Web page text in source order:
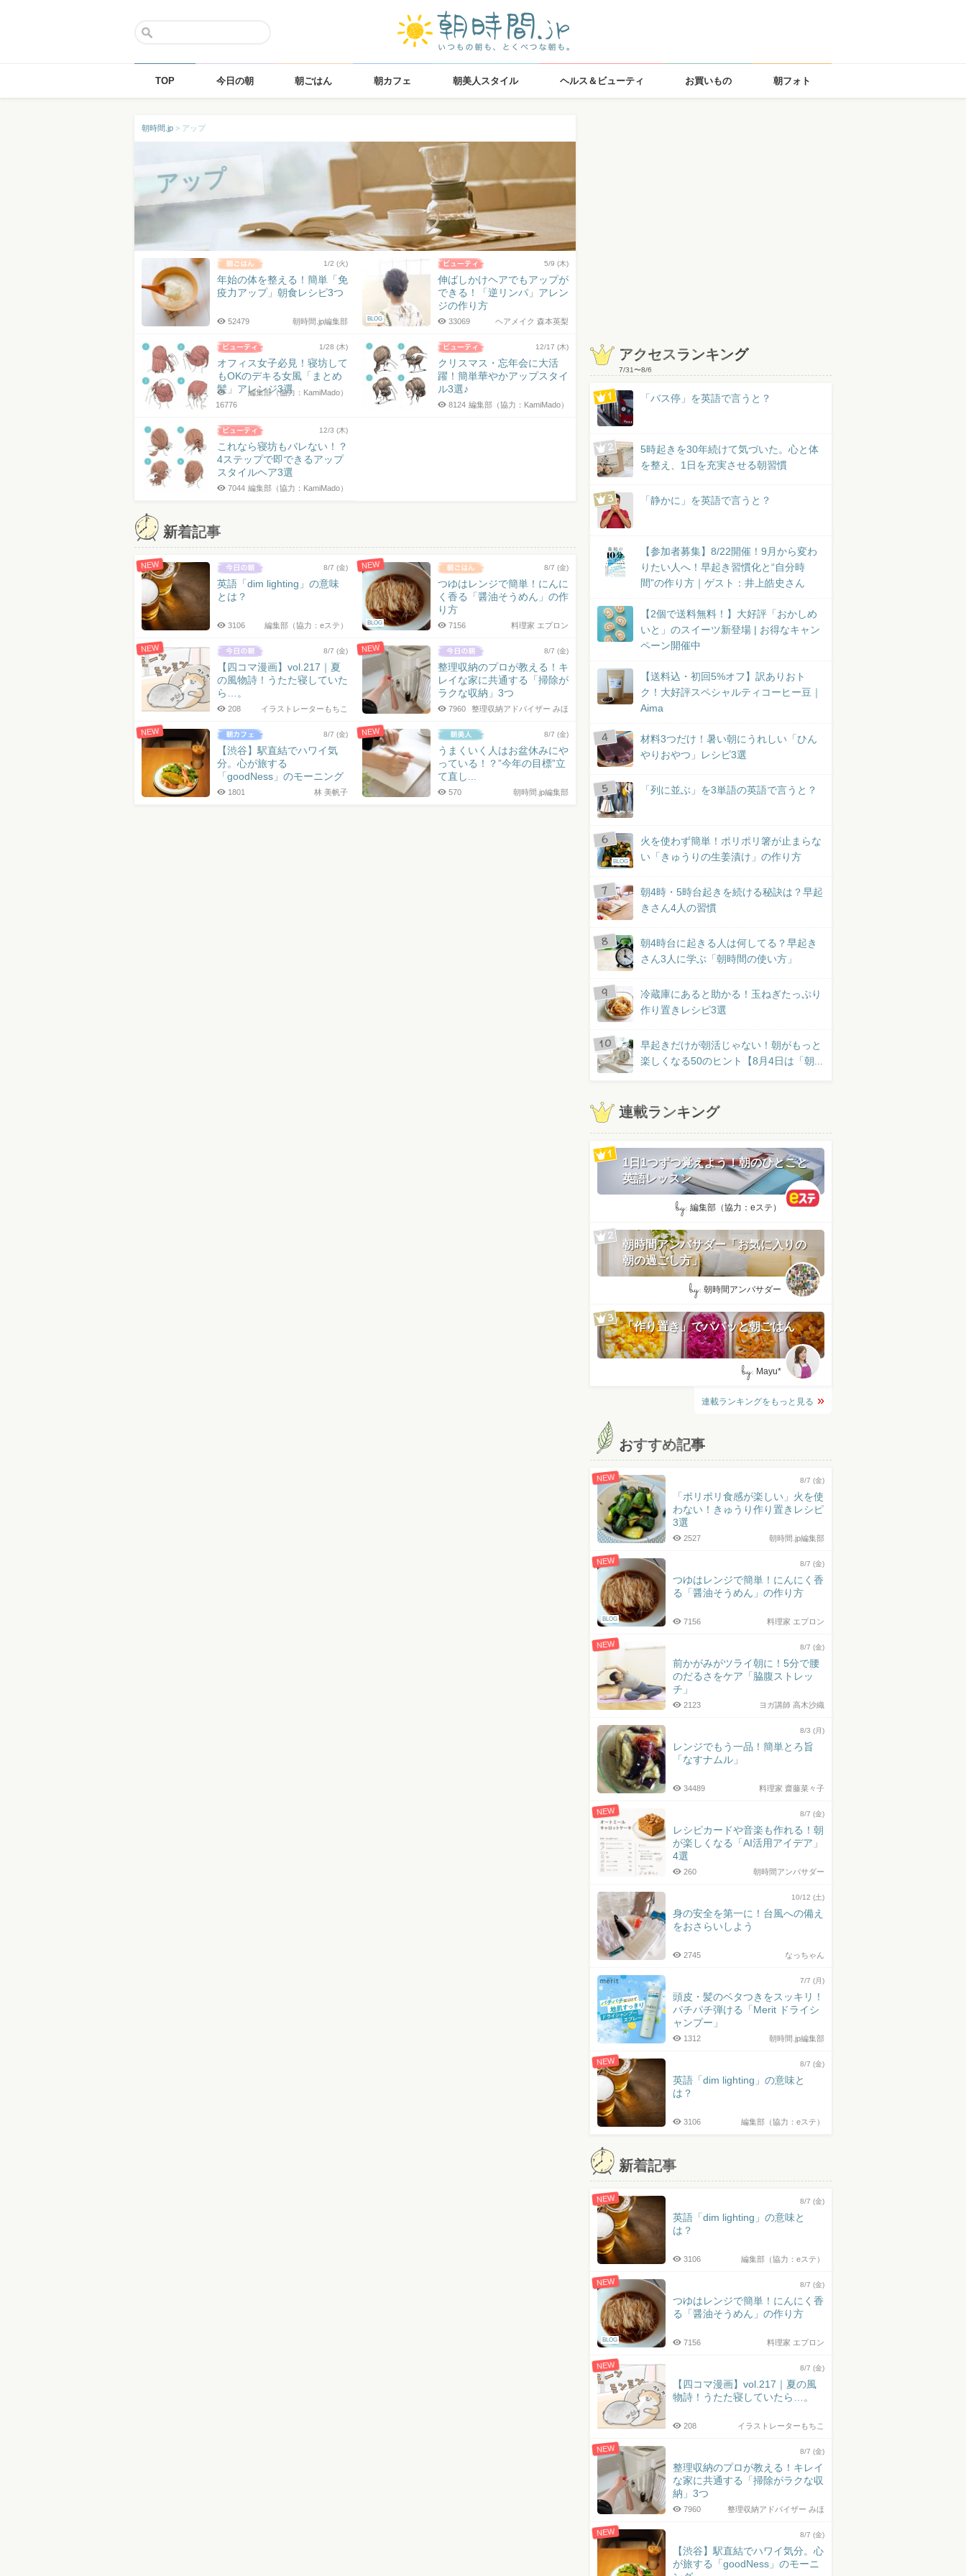
TOP 今日の朝 朝ごはん 朝カフェ 朝美人スタイル ヘルス＆ビューティ お買いもの 朝フォト
朝時間.jp > アップ
アップ
1/2 (火)
年始の体を整える！簡単「免
疫力アップ」朝食レシピ3つ
朝時間.jp編集部
52479 BLOG
5/9 (木)
伸ばしかけヘアでもアップが
できる！「逆リンパ」アレン
ジの作り方
ヘアメイク 森本英梨
33069
1/28 (木)
オフィス女子必見！寝坊して
もOKのデキる女風「まとめ
髪」アレンジ3選
編集部（協力：KamiMado）
16776
12/17 (木)
クリスマス・忘年会に大活
躍！簡単華やかアップスタイ
ル3選♪
編集部（協力：KamiMado）
8124
12/3 (木)
これなら寝坊もバレない！？
4ステップで即できるアップ
スタイルヘア3選
編集部（協力：KamiMado）
7044
新着記事
NEW 8/7 (金)
英語「dim lighting」の意味
とは？
編集部（協力：eステ）
3106
NEW
BLOG
8/7 (金)
つゆはレンジで簡単！にんに
く香る「醤油そうめん」の作
り方
料理家 エプロン
7156
NEW 8/7 (金)
【四コマ漫画】vol.217｜夏
の風物詩！うたた寝していた
ら…。
イラストレーターもちこ
208
NEW 8/7 (金)
整理収納のプロが教える！キ
レイな家に共通する「掃除が
ラクな収納」3つ
整理収納アドバイザー みほ
7960
NEW 8/7 (金)
【渋谷】駅直結でハワイ気
分。心が旅する
「goodNess」のモーニング
林 美帆子
1801
NEW 8/7 (金)
うまくいく人はお盆休みにや
っている！？”今年の目標”立
て直し...
朝時間.jp編集部
570
アクセスランキング
7/31〜8/6
「バス停」を英語で言うと？
5時起きを30年続けて気づいた。心と体
を整え、1日を充実させる朝習慣
「静かに」を英語で言うと？
【参加者募集】8/22開催！9月から変わ
りたい人へ！早起き習慣化と“自分時
間”の作り方｜ゲスト：井上皓史さん
【2個で送料無料！】大好評「おかしめ
いと」のスイーツ新登場 | お得なキャン
ペーン開催中
【送料込・初回5%オフ】訳ありおト
ク！大好評スペシャルティコーヒー豆｜
Aima
材料3つだけ！暑い朝にうれしい「ひん
やりおやつ」レシピ3選
「列に並ぶ」を3単語の英語で言うと？
BLOG
火を使わず簡単！ポリポリ箸が止まらな
い「きゅうりの生姜漬け」の作り方
朝4時・5時台起きを続ける秘訣は？早起
きさん4人の習慣
朝4時台に起きる人は何してる？早起き
さん3人に学ぶ「朝時間の使い方」
冷蔵庫にあると助かる！玉ねぎたっぷり
作り置きレシピ3選
早起きだけが朝活じゃない！朝がもっと
楽しくなる50のヒント【8月4日は「朝...
連載ランキング
1日1つずつ覚えよう！朝のひとこと
英語レッスン
by: 編集部（協力：eステ）
朝時間アンバサダー「お気に入りの
朝の過ごし方」
by: 朝時間アンバサダー
「作り置き」でパパッと朝ごはん
by: Mayu*
連載ランキングをもっと見る
おすすめ記事
NEW 8/7 (金)
「ポリポリ食感が楽しい」火を使
わない！きゅうり作り置きレシピ
3選
朝時間.jp編集部
2527
NEW
BLOG
8/7 (金)
つゆはレンジで簡単！にんにく香
る「醤油そうめん」の作り方
料理家 エプロン
7156
NEW 8/7 (金)
前かがみがツライ朝に！5分で腰
のだるさをケア「脇腹ストレッ
チ」
ヨガ講師 高木沙織
2123
8/3 (月)
レンジでもう一品！簡単とろ旨
「なすナムル」
料理家 齋藤菜々子
34489
NEW 8/7 (金)
レシピカードや音楽も作れる！朝
が楽しくなる「AI活用アイデア」
4選
朝時間アンバサダー
260
10/12 (土)
身の安全を第一に！台風への備え
をおさらいしよう
なっちゃん
2745
7/7 (月)
頭皮・髪のベタつきをスッキリ！
パチパチ弾ける「Merit ドライシ
ャンプー」
朝時間.jp編集部
1312
NEW 8/7 (金)
英語「dim lighting」の意味と
は？
編集部（協力：eステ）
3106
新着記事
NEW 8/7 (金)
英語「dim lighting」の意味と
は？
編集部（協力：eステ）
3106
NEW
BLOG
8/7 (金)
つゆはレンジで簡単！にんにく香
る「醤油そうめん」の作り方
料理家 エプロン
7156
NEW 8/7 (金)
【四コマ漫画】vol.217｜夏の風
物詩！うたた寝していたら…。
イラストレーターもちこ
208
NEW 8/7 (金)
整理収納のプロが教える！キレイ
な家に共通する「掃除がラクな収
納」3つ
整理収納アドバイザー みほ
7960
NEW 8/7 (金)
【渋谷】駅直結でハワイ気分。心
が旅する「goodNess」のモーニ